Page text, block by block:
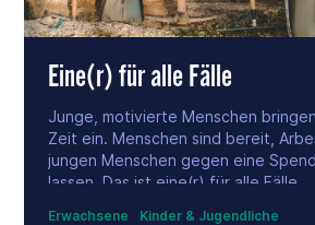
Eine(r) für alle Fälle
Junge, motivierte Menschen
Zeit ein. Menschen sind bereit,
jungen Menschen gegen eine
lassen. Das ist eine(r) für alle Fälle.
Erwachsene Kinder & Jugendliche